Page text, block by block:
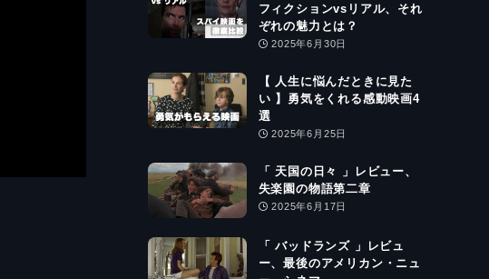
フィクションvsリアル、それ
ぞれの魅力とは？
2025年6月30日
【 人生に悩んだときに見た
い 】勇気をくれる感動映画4
選
2025年6月25日
「 天国の日々 」レビュー、
失楽園の物語第二章
2025年6月17日
「 バッドランズ 」レビュ
ー、最後のアメリカン・ニュ